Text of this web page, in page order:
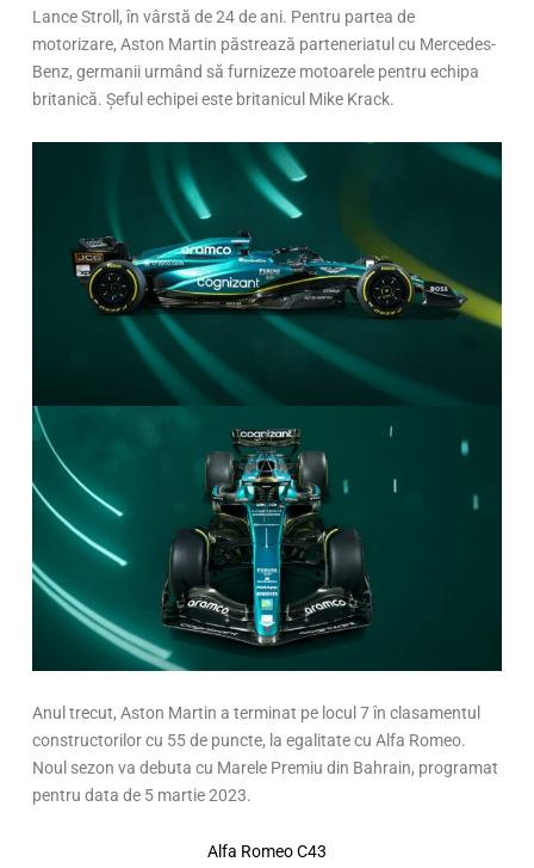
Lance Stroll, în vârstă de 24 de ani. Pentru partea de
motorizare, Aston Martin păstrează parteneriatul cu Mercedes-
Benz, germanii urmând să furnizeze motoarele pentru echipa
britanică. Șeful echipei este britanicul Mike Krack.
Anul trecut, Aston Martin a terminat pe locul 7 în clasamentul
constructorilor cu 55 de puncte, la egalitate cu Alfa Romeo.
Noul sezon va debuta cu Marele Premiu din Bahrain, programat
pentru data de 5 martie 2023.
Alfa Romeo C43